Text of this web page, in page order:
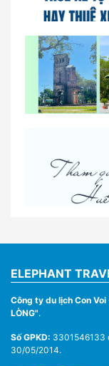
So sánh thuê
Nhà Xe Con
Sân Bay Phú
Thuê Xe Du
ELEPHANT
Công ty du lịch Con
LÒNG".
Số GPKD: 3301546133
30/05/2014.